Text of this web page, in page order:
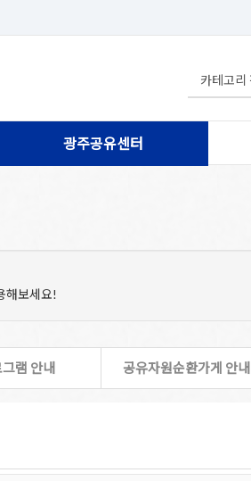
광주공유센터
해보세요!
램 안내 공유자원순환가게 안내